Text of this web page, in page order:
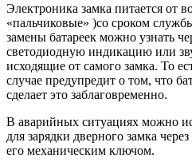
Электроника замка питается от
«пальчиковые» )со сроком
замены батареек можно узнать
светодиодную индикацию или
исходящие от самого замка. То
случае предупредит о том, что
сделает это заблаговременно.
В аварийных ситуациях можно
для зарядки дверного замка
его механическим ключом.